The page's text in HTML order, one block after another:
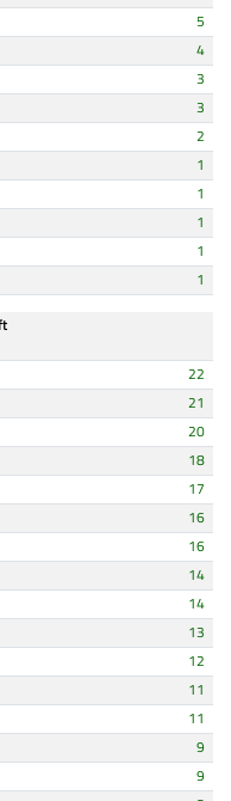
5
4
3
3
2
1
1
1
1
1
22
21
20
18
17
16
16
14
14
13
12
11
11
9
9